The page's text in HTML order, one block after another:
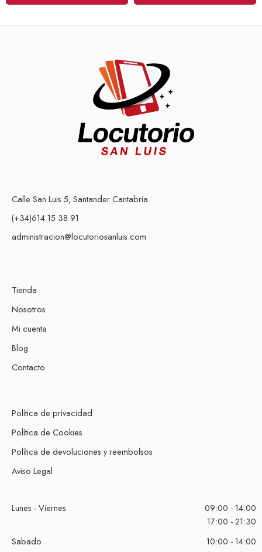
Calle San Luis 5, Santander Cantabria.
(+34)614 15 38 91
administracion@locutoriosanluis.com
Tienda
Nosotros
Mi cuenta
Blog
Contacto
Política de privacidad
Política de Cookies
Política de devoluciones y reembolsos
Aviso Legal
Lunes - Viernes
09:00 - 14:00
17:00 - 21:30
Sabado
10:00 - 14:00